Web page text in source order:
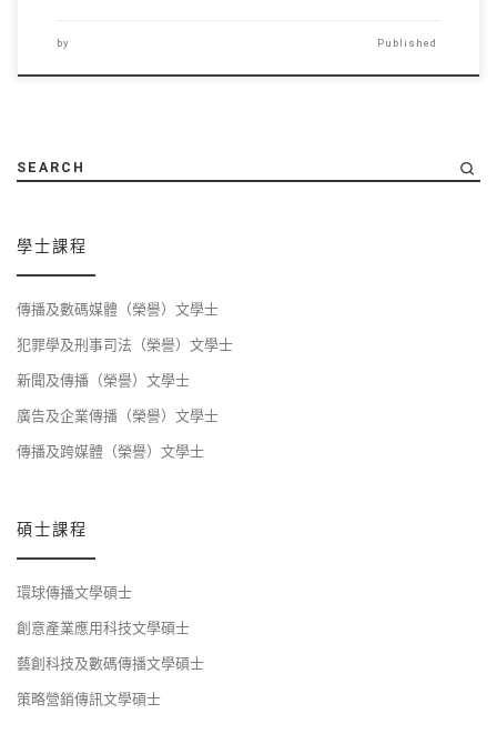
by Published
SEARCH
學士課程
傳播及數碼媒體（榮譽）文學士
犯罪學及刑事司法（榮譽）文學士
新聞及傳播（榮譽）文學士
廣告及企業傳播（榮譽）文學士
傳播及跨媒體（榮譽）文學士
碩士課程
環球傳播文學碩士
創意產業應用科技文學碩士
藝創科技及數碼傳播文學碩士
策略營銷傳訊文學碩士